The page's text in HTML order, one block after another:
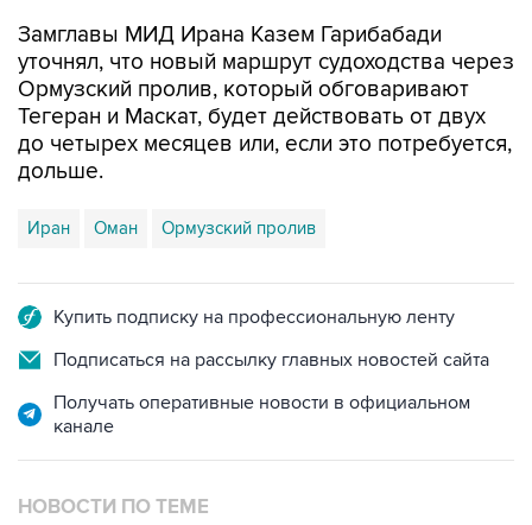
Замглавы МИД Ирана Казем Гарибабади
уточнял, что новый маршрут судоходства через
Ормузский пролив, который обговаривают
Тегеран и Маскат, будет действовать от двух
до четырех месяцев или, если это потребуется,
дольше.
Иран Оман Ормузский пролив
Купить подписку на профессиональную ленту
Подписаться на рассылку главных новостей сайта
Получать оперативные новости в официальном
канале
НОВОСТИ ПО ТЕМЕ